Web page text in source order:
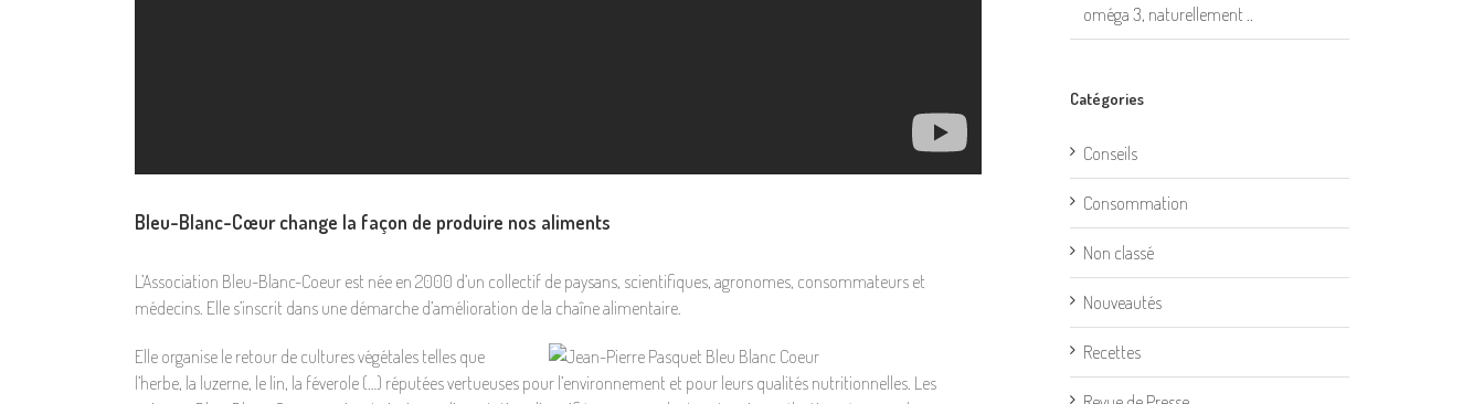
Bleu-Blanc-Cœur change la façon de produire nos aliments
L’Association Bleu-Blanc-Coeur est née en 2000 d’un collectif de paysans, scientifiques, agronomes, consommateurs et
médecins. Elle s’inscrit dans une démarche d’amélioration de la chaîne alimentaire.
Elle organise le retour de cultures végétales telles que
l’herbe, la luzerne, le lin, la féverole (…) réputées vertueuses pour l’environnement et pour leurs qualités nutritionnelles. Les
oméga 3, naturellement ..
Catégories
Conseils
Consommation
Non classé
Nouveautés
Recettes